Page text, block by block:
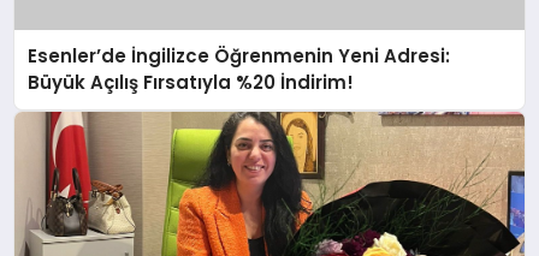
Esenler’de İngilizce Öğrenmenin Yeni Adresi:
Büyük Açılış Fırsatıyla %20 İndirim!